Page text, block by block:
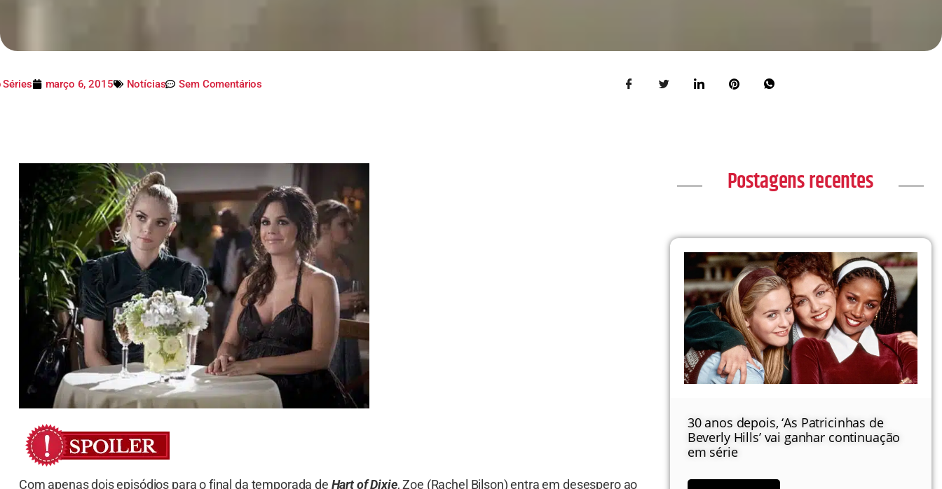
Séries março 6, 2015 Notícias Sem Comentários
Com apenas dois episódios para o final da temporada de Hart of Dixie, Zoe (Rachel Bilson) entra em desespero ao
Postagens recentes
30 anos depois, ‘As Patricinhas de
Beverly Hills’ vai ganhar continuação
em série